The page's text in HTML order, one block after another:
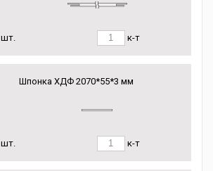
шт. к-т
Шпонка ХДФ 2070*55*3 мм
шт. к-т